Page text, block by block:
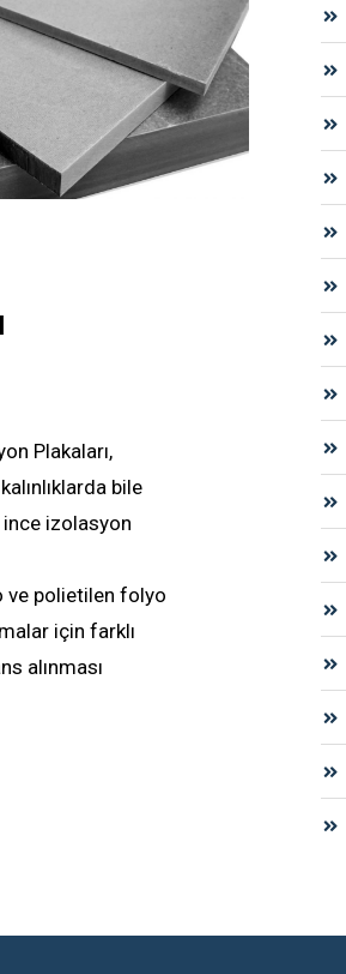
Plakaları,
bile
izolasyon
ve polietilen folyo
için farklı
alınması